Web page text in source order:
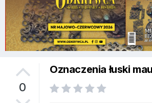
0
Oznaczenia łuski